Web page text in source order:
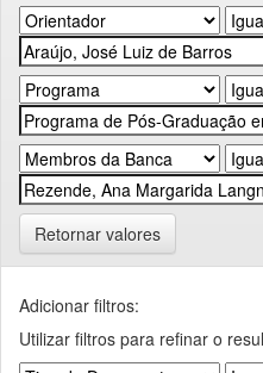
Retornar valores
Adicionar filtros:
Utilizar filtros para refinar o